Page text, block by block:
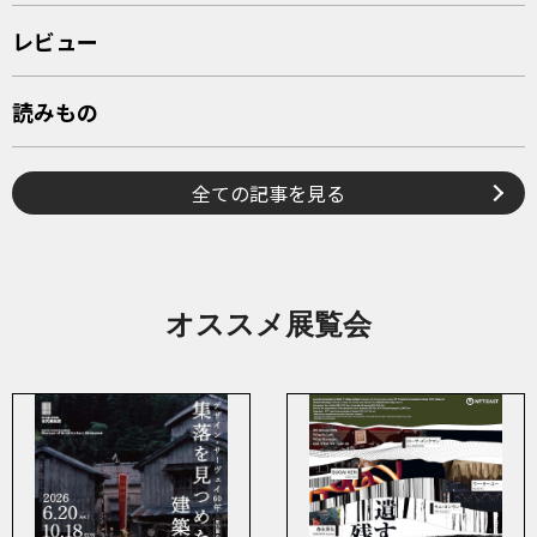
レビュー
読みもの
全ての記事を見る
オススメ展覧会